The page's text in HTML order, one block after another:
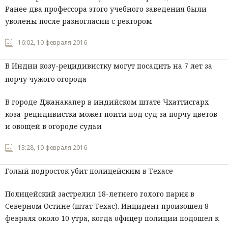
Ранее два профессора этого учебного заведения были
уволены после разногласий с ректором
16:02, 10 февраля 2016
В Индии козу-рецидивистку могут посадить на 7 лет за
порчу чужого огорода
В городе Джанакапер в индийском штате Чхаттисгарх
коза-рецидивистка может пойти под суд за порчу цветов
и овощей в огороде судьи
13:28, 10 февраля 2016
Голый подросток убит полицейским в Техасе
Полицейский застрелил 18-летнего голого парня в
Северном Остине (штат Техас). Инцидент произошел 8
февраля около 10 утра, когда офицер полиции подошел к